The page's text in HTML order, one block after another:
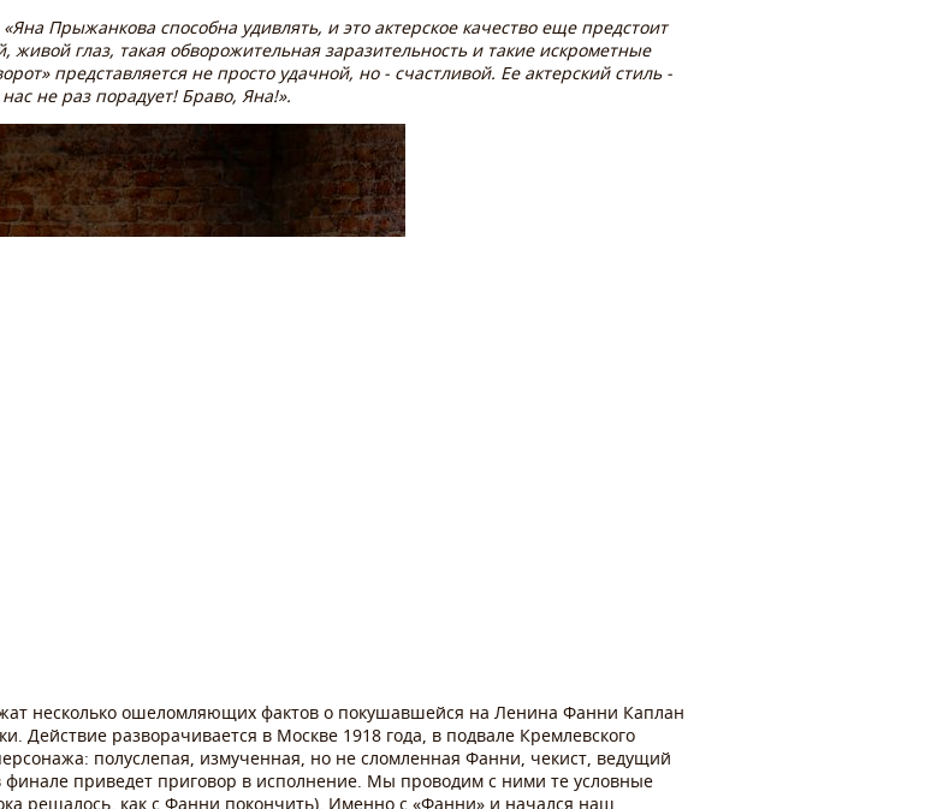
«Яна Прыжанкова способна удивлять, и это актерское качество еще предстоит
живой глаз, такая обворожительная заразительность и такие искрометные
представляется не просто удачной, но - счастливой. Ее актерский стиль -
не раз порадует! Браво, Яна!».
несколько ошеломляющих фактов о покушавшейся на Ленина Фанни Каплан
Действие разворачивается в Москве 1918 года, в подвале Кремлевского
полуслепая, измученная, но не сломленная Фанни, чекист, ведущий
приведет приговор в исполнение. Мы проводим с ними те условные
решалось, как с Фанни покончить). Именно с «Фанни» и начался наш